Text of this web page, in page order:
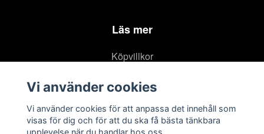
Läs mer
Köpvillkor
Om oss
Integritetspolicy
Vi använder cookies
Vi använder cookies för att anpassa det innehåll som
visas för dig och för att du ska få bästa tänkbara
upplevelse när du handlar hos oss.